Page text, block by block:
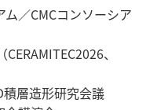
／CMCコンソーシア
、
層造形研究会議